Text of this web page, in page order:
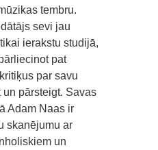
tembru.
sevi jau
ierakstu studijā,
pat
par savu
pārsteigt. Savas
Adam Naas ir
skanējumu ar
un